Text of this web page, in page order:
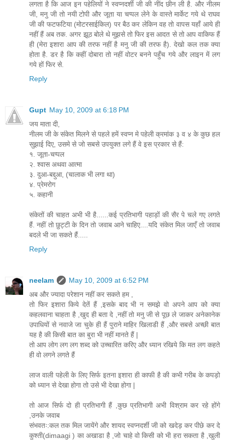
लगता है कि आज इन पहेलियों ने स्वप्नदर्शी जी की नींद छीन ली है. और नीलम
जी, मनु जी तो नयी टोपी और जूता या चप्पल लेने के वास्ते मार्केट गये थे राघव
जी की फटफटिया (मोटरसाईकिल) पर बैठ कर लेकिन वह तो वापस यहाँ आये ही
नहीं हैं अब तक. अगर झूठ बोले थे मुझसे तो फिर इस आदत से तो आप वाकिफ हैं
ही (मेरा इशारा आप की तरफ नहीं है मनु जी की तरफ है). देखो कल तक क्या
होता है. डर है कि कहीं दोबारा तो नहीं वोटर बनने पहुँच गये और लाइन में लग
गये हों फिर से.
Reply
Gupt May 10, 2009 at 6:18 PM
जय माता दी,
नीलम जी के संकेत मिलने से पहले हमें स्वप्न मे पहेली क्रमांक ३ व ४ के कुछ हल
सुझाई दिए, उसमे से जो सबसे उपयुक्त लगे हैं वे इस प्रकार से हैं:
१. जूता-चप्पल
२. श्वास अथवा आत्मा
३. दुआ-बद्दुआ, (चालाक भी लगा था)
४. प्रेमरोग
५. कहानी
संकेतों की चाहत अभी भी है......कई प्रतिभागी पहाड़ों की सैर पे चले गए लगते
हैं. नहीं तो छुट्टी के दिन तो जवाब आने चाहिए....यदि संकेत मिल जाएँ तो जवाब
बदले भी जा सकते हैं.....
Reply
neelam
May 10, 2009 at 6:52 PM
अब और ज्यादा परेशान नहीं कर सकते हम ,
तो फिर इशारा किये देतें हैं ,इसके बाद भी न समझे वो अपने आप को क्या
कहलवाना चाहता है ,खुद ही बता दे ,नहीं तो मनु जी से पूछ ले जाकर अनेकानेक
उपाधियों से नवाजे जा चुके ही हैं पुराने माहिर खिलाडी हैं ,और सबसे अच्छी बात
यह है की किसी बात का बुरा भी नहीं मानते हैं |
तो आप लोग लग लग शब्द को उच्चारित करिए और ध्यान रखिये कि मत लग कहते
ही वो लगने लगते हैं
लाज वाली पहेली के लिए सिर्फ इतना इशारा ही काफी है की कभी गरीब के कपड़ो
को ध्यान से देखा होगा तो उसे भी देखा होगा |
तो आज सिर्फ दो ही प्रतिभागी हैं ,कुछ प्रतिभागी अभी विश्राम कर रहे होंगे
,उनके जवाब
संभवतः:कल तक मिल जायेंगे और शायद स्वप्नदर्शी जी को खदेड़ कर पीछे कर दे
कुश्ती(dimaagi ) का अखाडा है ,जो चाहे वो किसी को भी हरा सकता है ,खुली